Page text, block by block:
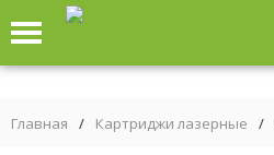
Главная / Картриджи лазерные /